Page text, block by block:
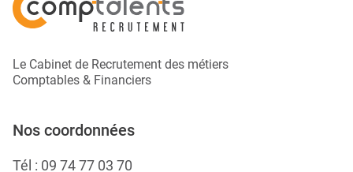
Le Cabinet de Recrutement des métiers
Comptables & Financiers
Nos coordonnées
Tél : 09 74 77 03 70